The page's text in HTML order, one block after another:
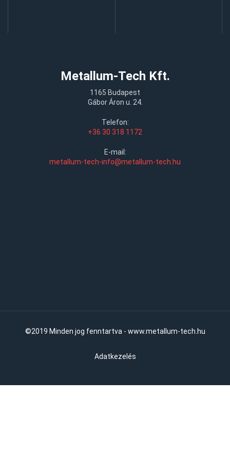
Metallum-Tech Kft.
1165 Budapest
Gábor Áron u. 24.
Telefon:
+36 30 318 1172
E-mail:
metallum-tech-info@metallum-tech.hu
©2019 Minden jog fenntartva - www.metallum-tech.hu
Adatkezelés